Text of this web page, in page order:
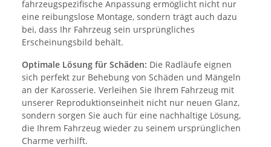
fahrzeugspezifische Anpassung ermöglicht nicht nur
eine reibungslose Montage, sondern trägt auch dazu
bei, dass Ihr Fahrzeug sein ursprüngliches
Erscheinungsbild behält.
Optimale Lösung für Schäden: Die Radläufe eignen
sich perfekt zur Behebung von Schäden und Mängeln
an der Karosserie. Verleihen Sie Ihrem Fahrzeug mit
unserer Reproduktionseinheit nicht nur neuen Glanz,
sondern sorgen Sie auch für eine nachhaltige Lösung,
die Ihrem Fahrzeug wieder zu seinem ursprünglichen
Charme verhilft.